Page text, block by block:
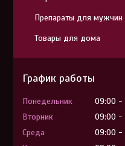
Препараты для мужчин
Товары для дома
График работы
Понедельник 09:00
Вторник
09:00
Среда
09:00